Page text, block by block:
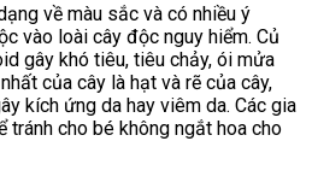
về màu sắc và có nhiều ý
vào loài cây độc nguy hiểm. Củ
gây khó tiêu, tiêu chảy, ói mửa
của cây là hạt và rẽ của cây,
kích ứng da hay viêm da. Các gia
tránh cho bé không ngắt hoa cho